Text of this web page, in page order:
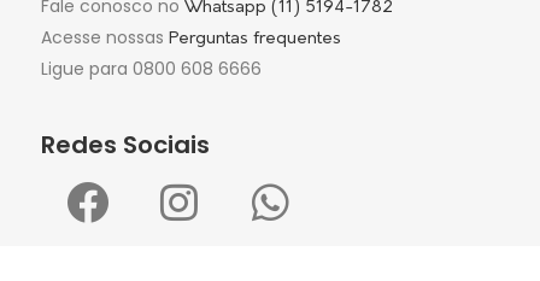
Fale conosco no Whatsapp (11) 5194-1782
Acesse nossas Perguntas frequentes
Ligue para 0800 608 6666
Redes Sociais